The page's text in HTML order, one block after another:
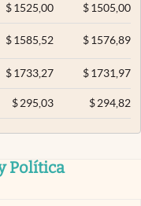
$ 1525,00 $1505,00
$ 1585,52 $1576,89
$ 1733,27 $1731,97
$ 295,03 $294,82
Política